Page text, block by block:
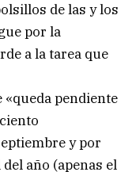
de las y los
por la
a la tarea que
pendiente
y por
año (apenas el